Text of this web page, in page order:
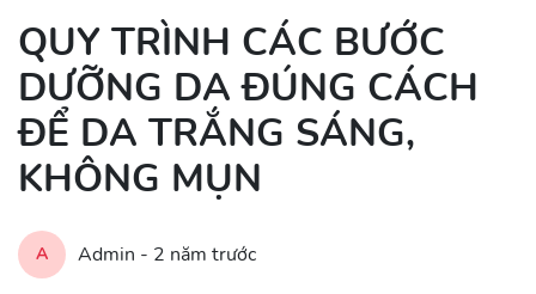
QUY TRÌNH CÁC BƯỚC
DƯỠNG DA ĐÚNG CÁCH
ĐỂ DA TRẮNG SÁNG,
KHÔNG MỤN
A Admin - 2 năm trước